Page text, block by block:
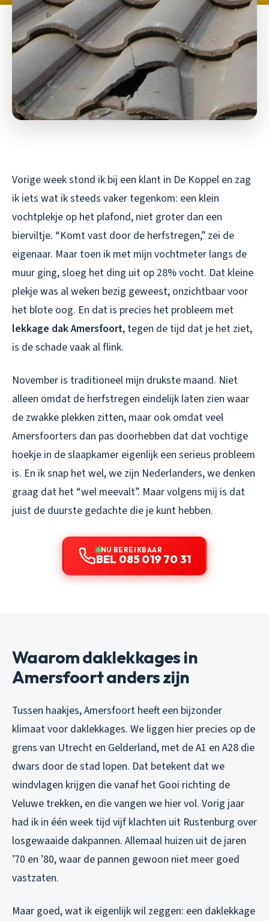
Vorige week stond ik bij een klant in De Koppel en zag
ik iets wat ik steeds vaker tegenkom: een klein
vochtplekje op het plafond, niet groter dan een
bierviltje. “Komt vast door de herfstregen,” zei de
eigenaar. Maar toen ik met mijn vochtmeter langs de
muur ging, sloeg het ding uit op 28% vocht. Dat kleine
plekje was al weken bezig geweest, onzichtbaar voor
het blote oog. En dat is precies het probleem met
lekkage dak Amersfoort, tegen de tijd dat je het ziet,
is de schade vaak al flink.
November is traditioneel mijn drukste maand. Niet
alleen omdat de herfstregen eindelijk laten zien waar
de zwakke plekken zitten, maar ook omdat veel
Amersfoorters dan pas doorhebben dat dat vochtige
hoekje in de slaapkamer eigenlijk een serieus probleem
is. En ik snap het wel, we zijn Nederlanders, we denken
graag dat het “wel meevalt”. Maar volgens mij is dat
juist de duurste gedachte die je kunt hebben.
NU BEREIKBAAR
BEL 085 019 70 31
Waarom daklekkages in
Amersfoort anders zijn
Tussen haakjes, Amersfoort heeft een bijzonder
klimaat voor daklekkages. We liggen hier precies op de
grens van Utrecht en Gelderland, met de A1 en A28 die
dwars door de stad lopen. Dat betekent dat we
windvlagen krijgen die vanaf het Gooi richting de
Veluwe trekken, en die vangen we hier vol. Vorig jaar
had ik in één week tijd vijf klachten uit Rustenburg over
losgewaaide dakpannen. Allemaal huizen uit de jaren
’70 en ’80, waar de pannen gewoon niet meer goed
vastzaten.
Maar goed, wat ik eigenlijk wil zeggen: een daklekkage